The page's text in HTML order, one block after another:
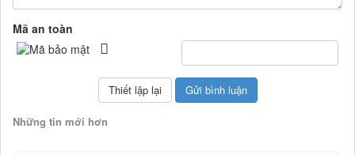
Mã an toàn
Những tin mới hơn